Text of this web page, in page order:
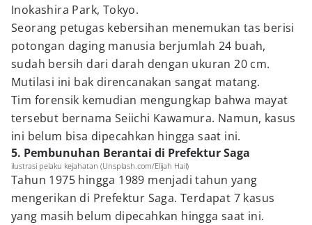
Inokashira Park, Tokyo.
Seorang petugas kebersihan menemukan tas berisi
potongan daging manusia berjumlah 24 buah,
sudah bersih dari darah dengan ukuran 20 cm.
Mutilasi ini bak direncanakan sangat matang.
Tim forensik kemudian mengungkap bahwa mayat
tersebut bernama Seiichi Kawamura. Namun, kasus
ini belum bisa dipecahkan hingga saat ini.
5. Pembunuhan Berantai di Prefektur Saga
ilustrasi pelaku kejahatan (Unsplash.com/Elijah Hail)
Tahun 1975 hingga 1989 menjadi tahun yang
mengerikan di Prefektur Saga. Terdapat 7 kasus
yang masih belum dipecahkan hingga saat ini.